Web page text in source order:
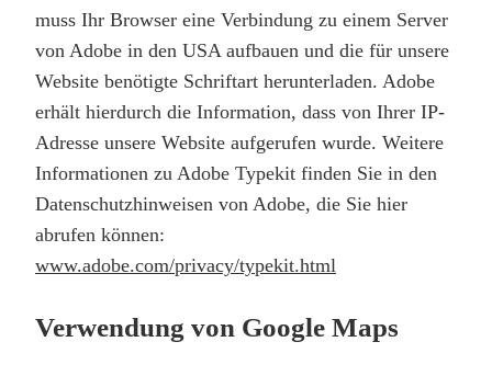
muss Ihr Browser eine Verbindung zu einem Server
von Adobe in den USA aufbauen und die für unsere
Website benötigte Schriftart herunterladen. Adobe
erhält hierdurch die Information, dass von Ihrer IP-
Adresse unsere Website aufgerufen wurde. Weitere
Informationen zu Adobe Typekit finden Sie in den
Datenschutzhinweisen von Adobe, die Sie hier
abrufen können:
www.adobe.com/privacy/typekit.html
Verwendung von Google Maps